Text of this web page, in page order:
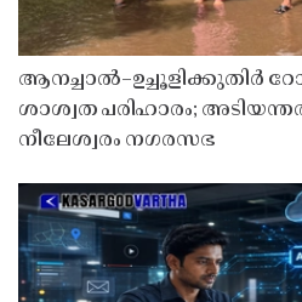
ആനച്ചാൽ–ഉച്ചൂളിക്കുതിർ
ശാശ്വത പരിഹാരം;
നീലേശ്വരം നഗരസഭ